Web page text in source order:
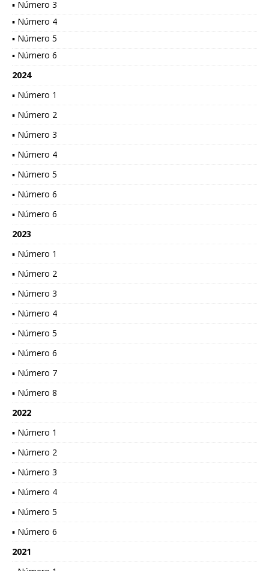
▪ Número 3
▪ Número 4
▪ Número 5
▪ Número 6
2024
▪ Número 1
▪ Número 2
▪ Número 3
▪ Número 4
▪ Número 5
▪ Número 6
▪ Número 6
2023
▪ Número 1
▪ Número 2
▪ Número 3
▪ Número 4
▪ Número 5
▪ Número 6
▪ Número 7
▪ Número 8
2022
▪ Número 1
▪ Número 2
▪ Número 3
▪ Número 4
▪ Número 5
▪ Número 6
2021